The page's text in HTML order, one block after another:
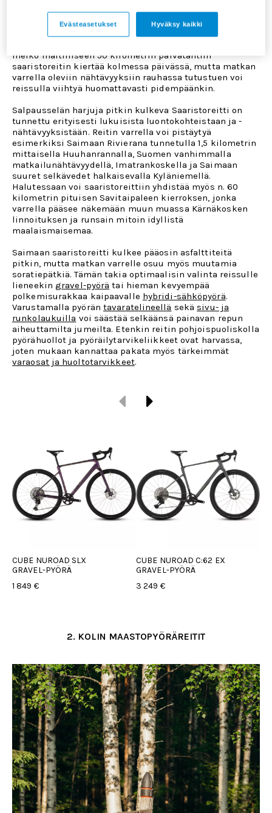
saaristoreittitarjoaa pyöräilijälle paljon nähtävää ja
koettavaa. Vajaan 160 kilometrin pituinen reitti kulkee
suurelta osin pitkin maantien laitaa, mutta mahtuupa
melko maltilliseen 50 kilometrin päivätahtiin
saaristoreitin kiertää kolmessa päivässä, mutta matkan
varrella oleviin nähtävyyksiin rauhassa tutustuen voi
reissulla viihtyä huomattavasti pidempäänkin.
Salpausselän harjuja pitkin kulkeva Saaristoreitti on
tunnettu erityisesti lukuisista luontokohteistaan ja -
nähtävyyksistään. Reitin varrella voi pistäytyä
esimerkiksi Saimaan Rivierana tunnetulla 1,5 kilometrin
mittaisella Huuhanrannalla, Suomen vanhimmalla
matkailunähtävyydellä, Imatrankoskella ja Saimaan
suuret selkävedet halkaisevalla Kyläniemellä.
Halutessaan voi saaristoreittiin yhdistää myös n. 60
kilometrin pituisen Savitaipaleen kierroksen, jonka
varrella pääsee näkemään muun muassa Kärnäkosken
linnoituksen ja runsain mitoin idyllistä
maalaismaisemaa.
Saimaan saaristoreitti kulkee pääosin asfalttiteitä
pitkin, mutta matkan varrelle osuu myös muutamia
soratiepätkiä. Tämän takia optimaalisin valinta reissulle
lieneekin gravel-pyörä tai hieman kevyempää
polkemisurakkaa kaipaavalle hybridi-sähköpyörä.
Varustamalla pyörän tavaratelineellä sekäsivu- ja
runkolaukuilla voi säästää selkäänsä painavan repun
aiheuttamilta jumeilta. Etenkin reitin pohjoispuoliskolla
pyörähuollot ja pyöräilytarvikeliikkeet ovat harvassa,
joten mukaan kannattaa pakata myös tärkeimmät
varaosat ja huoltotarvikkeet.
CUBE NUROAD SLX
GRAVEL-PYÖRÄ
1 849 €
CUBE NUROAD C:62 EX
GRAVEL-PYÖRÄ
3 249 €
2. KOLIN MAASTOPYÖRÄREITIT
Hyväksy kaikki
Evästeasetukset